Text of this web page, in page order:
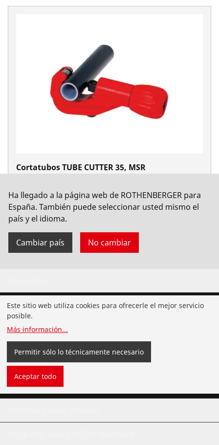
Cortatubos TUBE CUTTER 35, MSR
Ha llegado a la página web de ROTHENBERGER para
España. También puede seleccionar usted mismo el
país y el idioma.
Cambiar país No cambiar
Instalación de tuberías
Servicio y mantenimiento de tuberías
Herramientas de ACR
Herramientas de fontanería de uso general
Este sitio web utiliza cookies para ofrecerle el mejor servicio
posible.
Más información...
Permitir sólo lo técnicamente necesario
Aceptar todo